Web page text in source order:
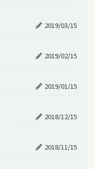
2019/03/15
2019/02/15
2019/01/15
2018/12/15
2018/11/15